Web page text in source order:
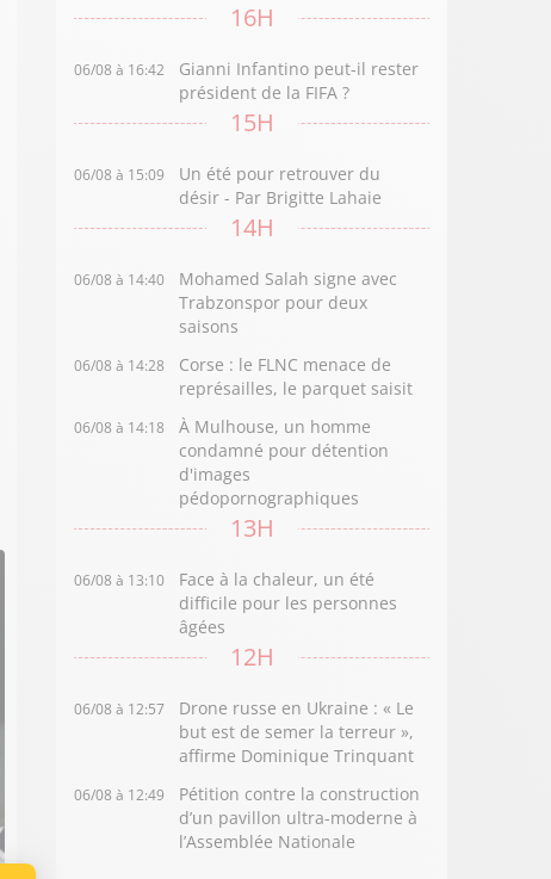
16H
06/08 à 16:42
Gianni Infantino peut-il rester
président de la FIFA ?
15H
06/08 à 15:09
Un été pour retrouver du
désir - Par Brigitte Lahaie
14H
06/08 à 14:40
Mohamed Salah signe avec
Trabzonspor pour deux
saisons
06/08 à 14:28
Corse : le FLNC menace de
représailles, le parquet saisit
06/08 à 14:18
À Mulhouse, un homme
condamné pour détention
d'images
pédopornographiques
13H
06/08 à 13:10
Face à la chaleur, un été
difficile pour les personnes
âgées
12H
06/08 à 12:57
Drone russe en Ukraine : « Le
but est de semer la terreur »,
affirme Dominique Trinquant
06/08 à 12:49
Pétition contre la construction
d’un pavillon ultra-moderne à
l’Assemblée Nationale